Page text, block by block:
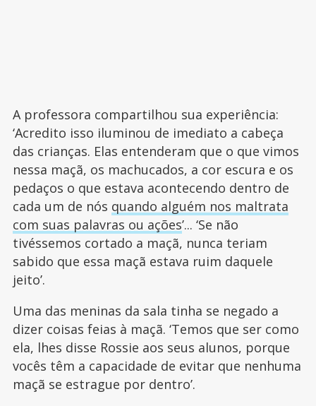
A professora compartilhou sua experiência:
‘Acredito isso iluminou de imediato a cabeça
das crianças. Elas entenderam que o que vimos
nessa maçã, os machucados, a cor escura e os
pedaços o que estava acontecendo dentro de
cada um de nós quando alguém nos maltrata
com suas palavras ou ações’... ‘Se não
tivéssemos cortado a maçã, nunca teriam
sabido que essa maçã estava ruim daquele
jeito’.
Uma das meninas da sala tinha se negado a
dizer coisas feias à maçã. ‘Temos que ser como
ela, lhes disse Rossie aos seus alunos, porque
vocês têm a capacidade de evitar que nenhuma
maçã se estrague por dentro’.